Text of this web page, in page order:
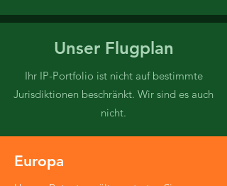
Unser Flugplan
Ihr IP-Portfolio ist nicht auf bestimmte
Jurisdiktionen beschränkt. Wir sind es auch
nicht.
Europa